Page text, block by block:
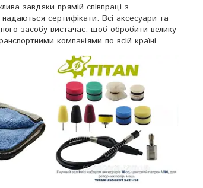
завдяки прямій співпраці з
сертифікати. Всі аксесуари та
засобу вистачає, щоб обробити велику
компаніями по всій країні.